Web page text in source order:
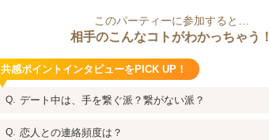
このパーティーに参加すると…
相手のこんなコトがわかっちゃう！
共感ポイントインタビューをPICK UP！
デート中は、手を繋ぐ派？繋がない派？
恋人との連絡頻度は？